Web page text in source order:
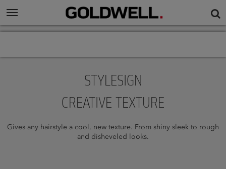
STYLESIGN
CREATIVE TEXTURE
Gives any hairstyle a cool, new texture. From shiny sleek to rough
and disheveled looks.